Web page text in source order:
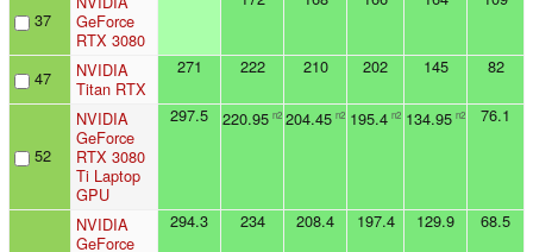
37
GeForce
RTX 3080
47
NVIDIA
Titan RTX
271 222 210 202 145 82
52
NVIDIA
GeForce
RTX 3080
Ti Laptop
GPU
297.5 220.95 n2 204.45 n2 195.4 n2 134.95 n2 76.1
NVIDIA
GeForce
294.3 234 208.4 197.4 129.9 68.5